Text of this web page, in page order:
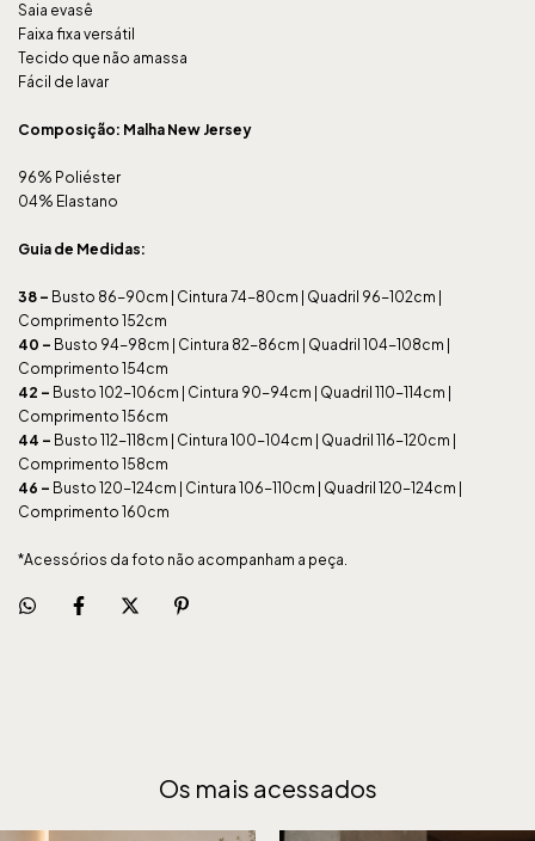
Saia evasê
Faixa fixa versátil
Tecido que não amassa
Fácil de lavar
Composição: Malha New Jersey
96% Poliéster
04% Elastano
Guia de Medidas:
38 – Busto 86-90cm | Cintura 74-80cm | Quadril 96-102cm |
Comprimento 152cm
40 – Busto 94-98cm | Cintura 82-86cm | Quadril 104-108cm |
Comprimento 154cm
42 – Busto 102-106cm | Cintura 90-94cm | Quadril 110-114cm |
Comprimento 156cm
44 – Busto 112-118cm | Cintura 100-104cm | Quadril 116-120cm |
Comprimento 158cm
46 – Busto 120-124cm | Cintura 106-110cm | Quadril 120-124cm |
Comprimento 160cm
*Acessórios da foto não acompanham a peça.
Os mais acessados